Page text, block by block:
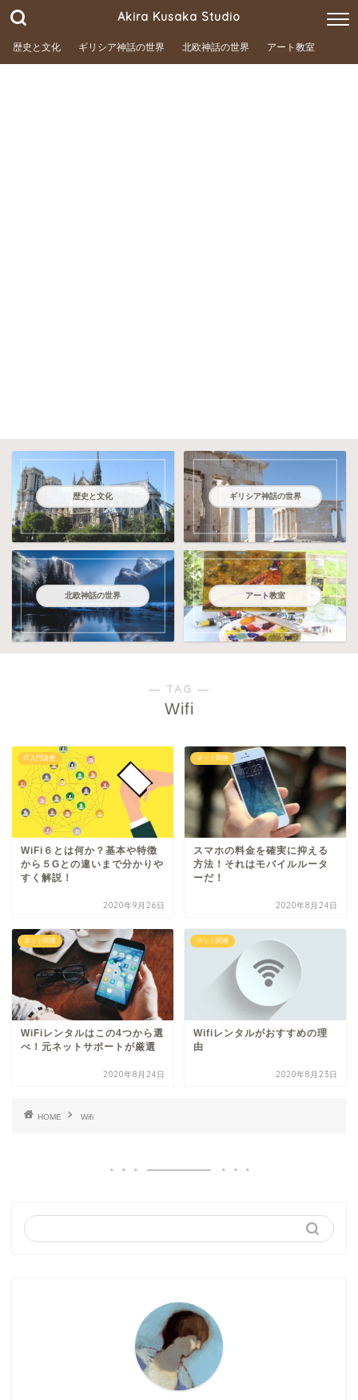
Akira Kusaka Studio
歴史と文化 ギリシア神話の世界 北欧神話の世界 アート教室
歴史と文化 ギリシア神話の世界
北欧神話の世界 アート教室
― TAG ―
Wifi
IT入門講座
WiFi６とは何か？基本や特徴
から５Gとの違いまで分かりや
すく解説！
2020年9月26日
ネット関連
スマホの料金を確実に抑える
方法！それはモバイルルータ
ーだ！
2020年8月24日
ネット関連
WiFiレンタルはこの4つから選
べ！元ネットサポートが厳選
2020年8月24日
ネット関連
Wifiレンタルがおすすめの理
由
2020年8月23日
HOME Wifi